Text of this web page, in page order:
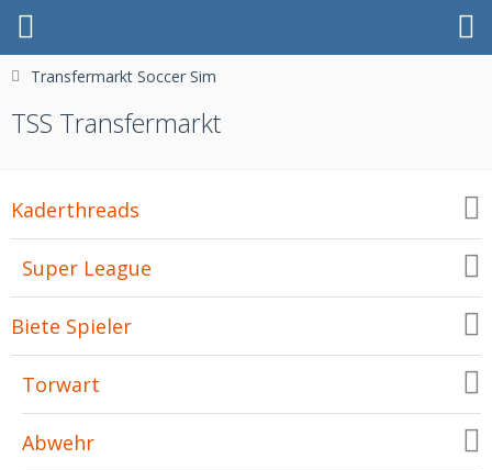
Transfermarkt Soccer Sim
TSS Transfermarkt
Kaderthreads
Super League
Biete Spieler
Torwart
Abwehr